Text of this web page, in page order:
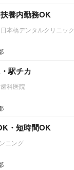
養内勤務OK
本橋デンタルクリニック
駅チカ
科医院
・短時間OK
ニング